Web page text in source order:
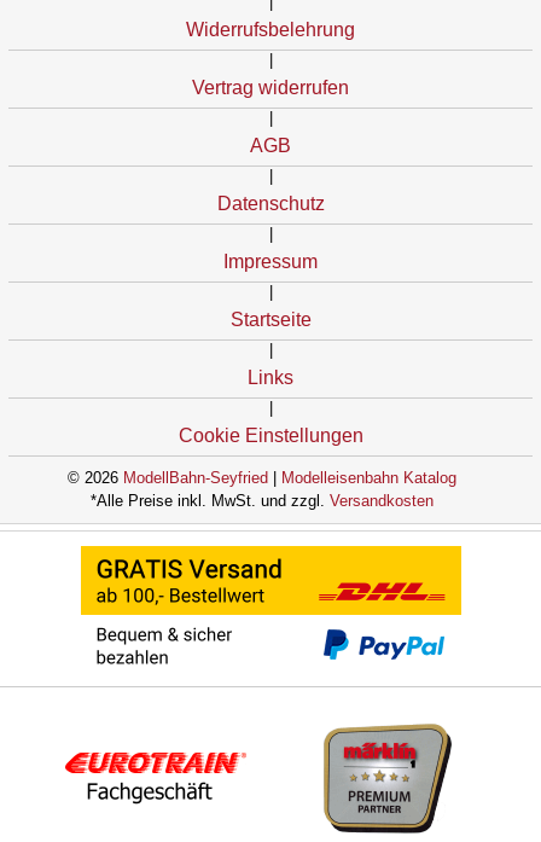
Widerrufsbelehrung
Vertrag widerrufen
AGB
Datenschutz
Impressum
Startseite
Links
Cookie Einstellungen
© 2026 ModellBahn-Seyfried
Modelleisenbahn Katalog
*Alle Preise inkl. MwSt. und zzgl. Versandkosten